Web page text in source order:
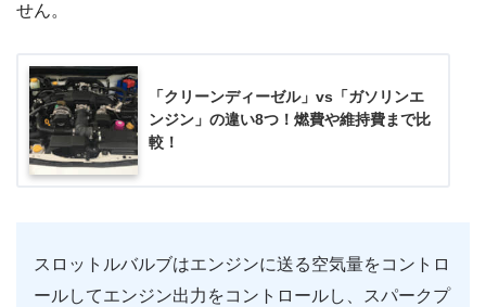
せん。
「クリーンディーゼル」vs「ガソリンエ
ンジン」の違い8つ！燃費や維持費まで比
較！
スロットルバルブはエンジンに送る空気量をコントロ
ールしてエンジン出力をコントロールし、スパークプ